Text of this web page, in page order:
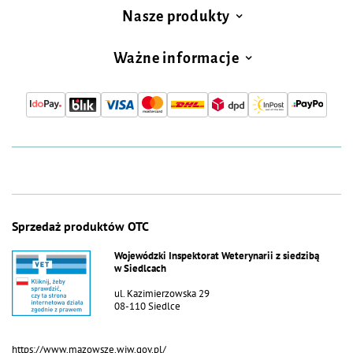
Nasze produkty
Ważne informacje
Sprzedaż produktów OTC
Wojewódzki Inspektorat Weterynarii z siedzibą
w Siedlcach
ul. Kazimierzowska 29
08-110 Siedlce
https://www.mazowsze.wiw.gov.pl/